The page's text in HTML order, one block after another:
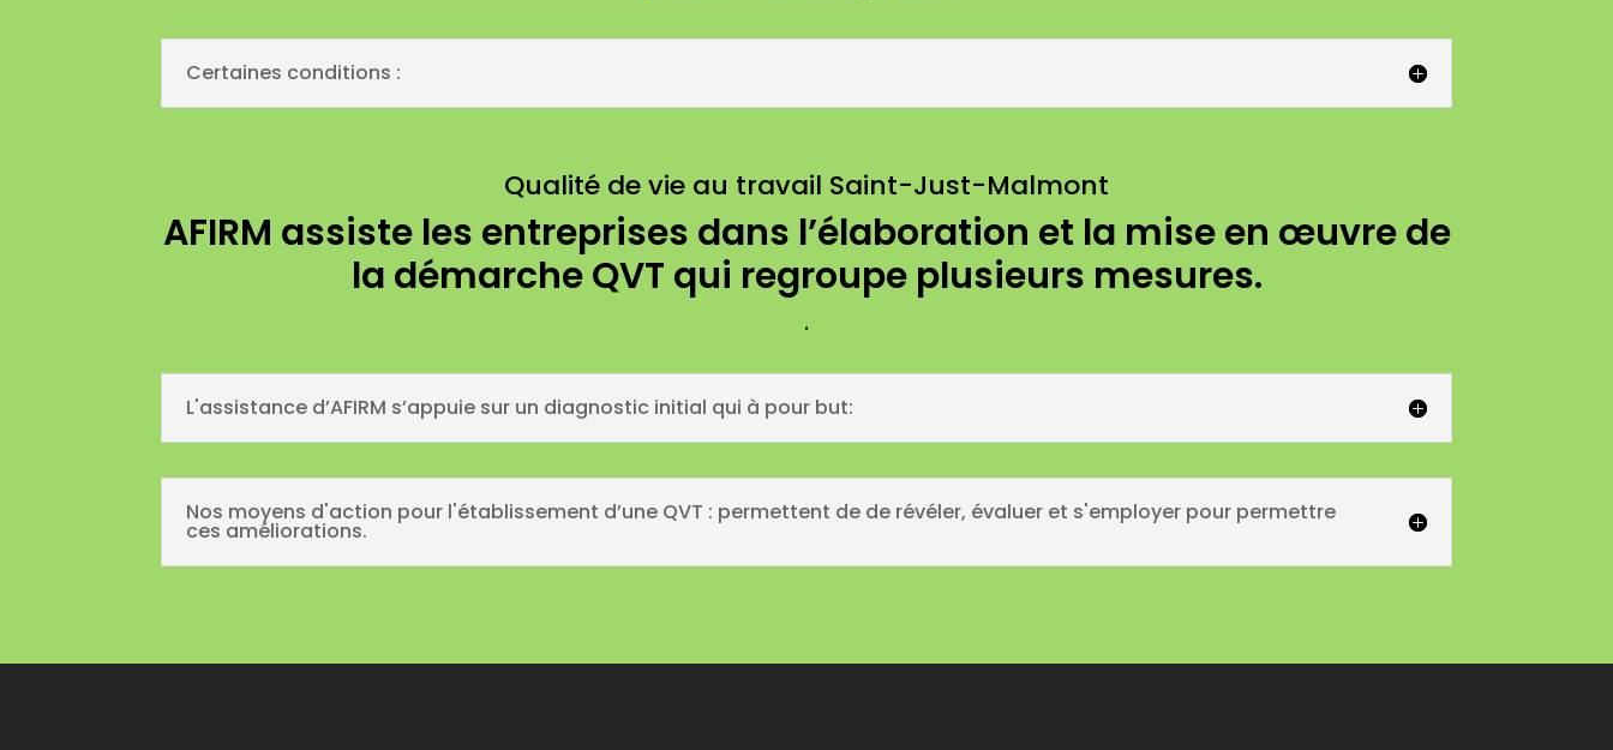
Certaines conditions :
Qualité de vie au travail Saint-Just-Malmont
AFIRM assiste les entreprises dans l’élaboration et la mise en œuvre de
la démarche QVT qui regroupe plusieurs mesures.
.
L'assistance d’AFIRM s’appuie sur un diagnostic initial qui à pour but:
Nos moyens d'action pour l'établissement d’une QVT : permettent de de révéler, évaluer et s'employer pour permettre
ces améliorations.